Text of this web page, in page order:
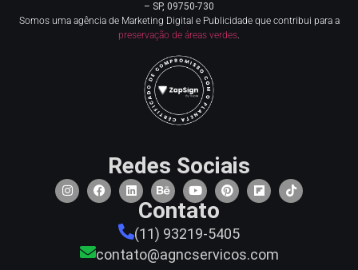
– SP, 09750-730
Somos uma agência de Marketing Digital e Publicidade que contribui para a
preservação de áreas verdes.
Redes Sociais
Contato
(11) 93219-5405
contato@agncservicos.com